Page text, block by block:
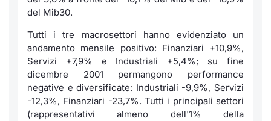
del Mib30.
Tutti i tre macrosettori hanno evidenziato un
andamento mensile positivo: Finanziari +10,9%,
Servizi +7,9% e Industriali +5,4%; su fine
dicembre 2001 permangono performance
negative e diversificate: Industriali -9,9%, Servizi
-12,3%, Finanziari -23,7%. Tutti i principali settori
(rappresentativi almeno dell'1% della